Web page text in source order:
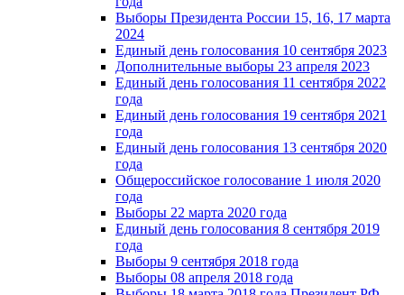
Выборы Президента России 15, 16, 17 марта
2024
Единый день голосования 10 сентября 2023
Дополнительные выборы 23 апреля 2023
Единый день голосования 11 сентября 2022
года
Единый день голосования 19 сентября 2021
года
Единый день голосования 13 сентября 2020
года
Общероссийское голосование 1 июля 2020
года
Выборы 22 марта 2020 года
Единый день голосования 8 сентября 2019
года
Выборы 9 сентября 2018 года
Выборы 08 апреля 2018 года